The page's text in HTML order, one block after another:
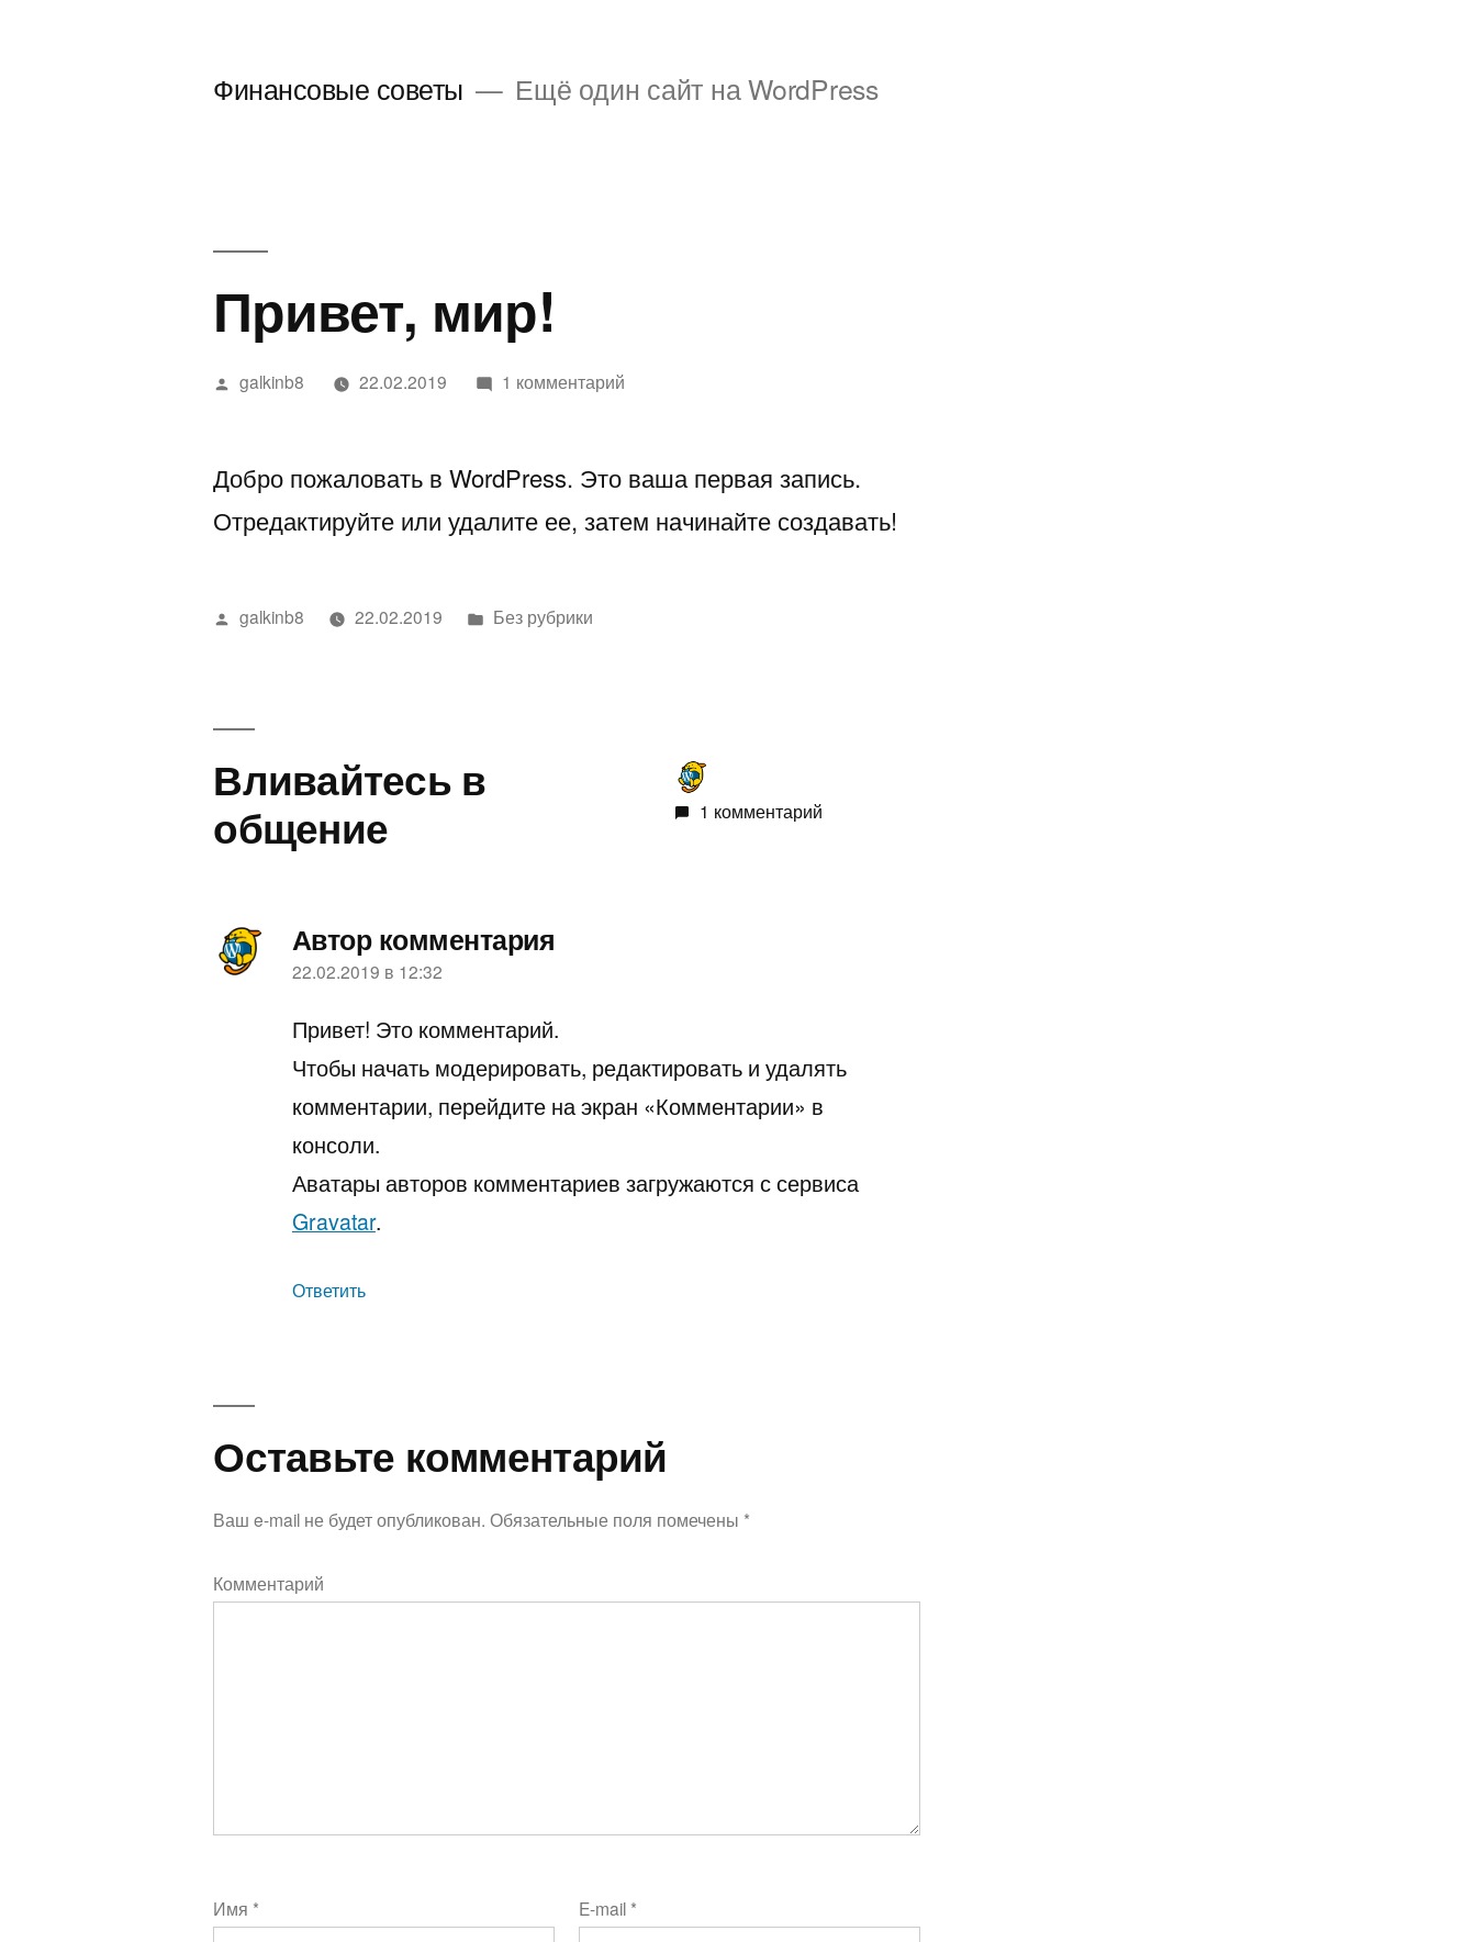
Финансовые советы Ещё один сайт на WordPress
Привет, мир!
Написано
galkinb8 22.02.2019 1 комментарийк
мир!
Добро пожаловать в WordPress. Это ваша первая запись.
Отредактируйте или удалите ее, затем начинайте создавать!
Написано
galkinb8 22.02.2019
Написано
Без рубрики
Вливайтесь в
общение
1 комментарий
Автор комментария
пишет:
22.02.2019 в 12:32
Привет! Это комментарий.
Чтобы начать модерировать, редактировать и удалять
комментарии, перейдите на экран «Комментарии» в
консоли.
Аватары авторов комментариев загружаются с сервиса
Gravatar.
Ответить
Оставьте
комментарий
Ваш e-mail не будет опубликован. Обязательные поля помечены *
Комментарий
Имя * E-mail *
Оставьте комментарий